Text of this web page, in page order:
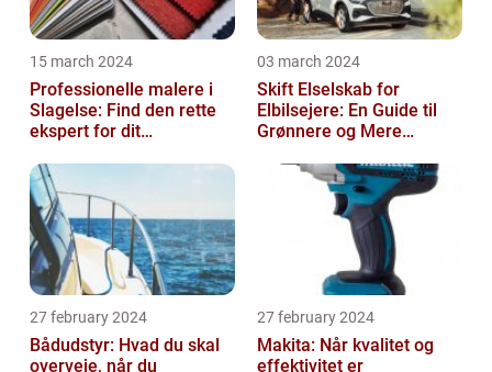
15 march 2024
Professionelle malere i
Slagelse: Find den rette
ekspert for dit
03 march 2024
Skift Elselskab for
Elbilsejere: En Guide til
Grønnere og Mere
27 february 2024
Bådudstyr: Hvad du skal
overveje, når du
27 february 2024
Makita: Når kvalitet og
effektivitet er